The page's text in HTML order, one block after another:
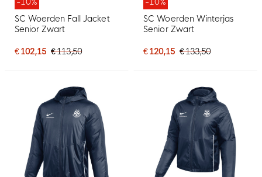
SC Woerden Fall Jacket
Senior Zwart
€ 102,15 € 113,50
SC Woerden Winterjas
Senior Zwart
€ 120,15 € 133,50